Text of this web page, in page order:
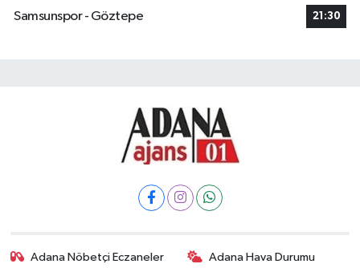
Samsunspor - Göztepe
21:30
Adana Nöbetçi Eczaneler Adana Hava Durumu